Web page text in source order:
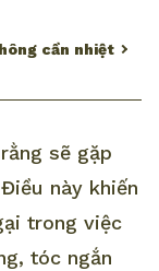
cần nhiệt
sẽ gặp
này khiến
trong việc
tóc ngắn